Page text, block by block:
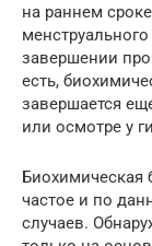
на раннем
завершении
есть,
завершается
или осмотре у
Биохимическая
частое и по
случаев.